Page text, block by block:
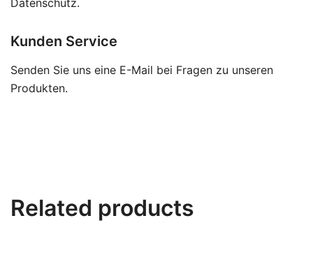
Datenschutz.
Kunden Service
Senden Sie uns eine E-Mail bei Fragen zu unseren
Produkten.
Related products